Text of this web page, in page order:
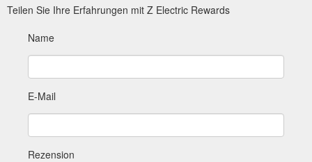
Teilen Sie Ihre Erfahrungen mit Z Electric Rewards
Name
E-Mail
Rezension